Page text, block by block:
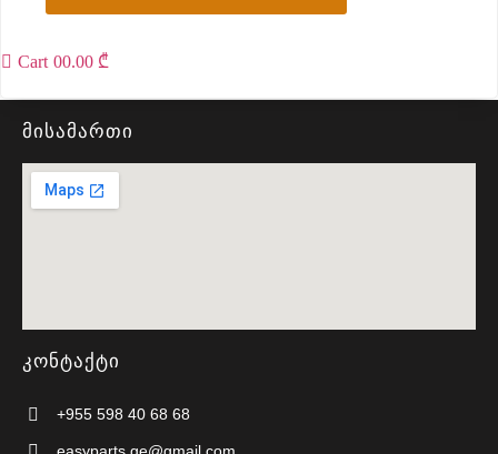
Cart 00.00 ₾
მისამართი
კონტაქტი
+955 598 40 68 68